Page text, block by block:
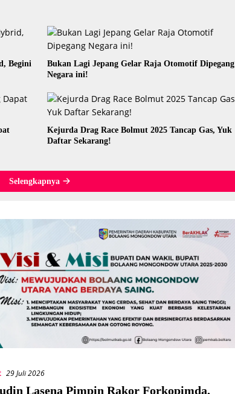
Begini
Bukan Lagi Jepang Gelar Raja Otomotif Dipegang
Negara ini!
Kejurda Drag Race Bolmut 2025 Tancap Gas, Yuk
Daftar Sekarang!
Selengkapnya
29 Juli 2026
Lasena Pimpin Rakor Forkopimda,